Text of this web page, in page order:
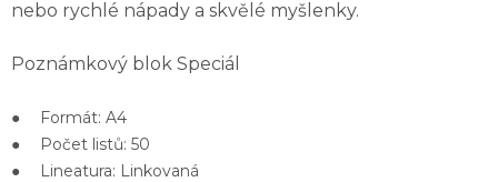
nebo rychlé nápady a skvělé myšlenky.
Poznámkový blok Speciál
● Formát: A4
● Počet listů: 50
● Lineatura: Linkovaná